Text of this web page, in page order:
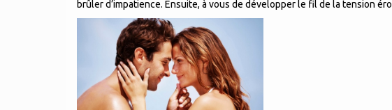
brûler d’impatience. Ensuite, à vous de développer le fil de la tension